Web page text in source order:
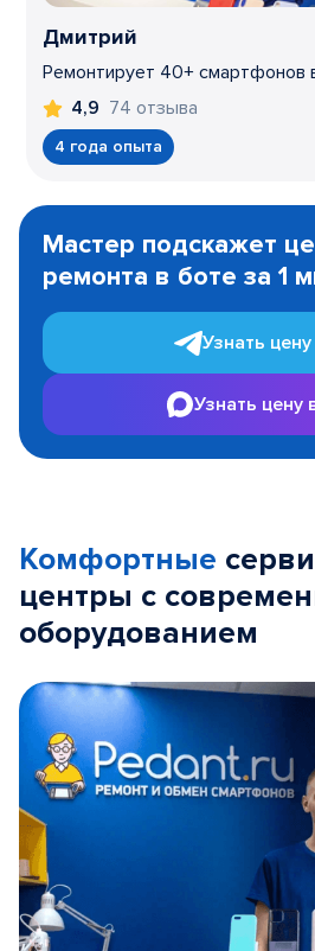
Дмитрий
Ремонтирует 40+ смартфонов
4,9 74 отзыва
4 года опыта
1
Мастер подскажет
ремонта в боте за 1
Узнать цену
Узнать цену
Комфортные
центры с
оборудованием